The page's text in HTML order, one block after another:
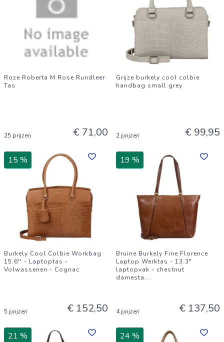
Roze Roberta M Rose Rundleer
Tas
25 prijzen € 71,00
Grijze burkely cool colbie
handbag small grey
2 prijzen € 99,95
15 %
Burkely Cool Colbie Workbag
15.6'' - Laptoptas -
Volwassenen - Cognac
5 prijzen € 152,50
19 %
Bruine Burkely Fine Florence
Laptop Werktas - 13.3"
laptopvak - chestnut
damesta...
4 prijzen € 137,50
21 % 24 %